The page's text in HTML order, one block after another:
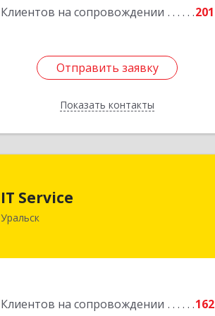
Клиентов на сопровождении 201
Отправить заявку
Показать контакты
Отправить заявку
Назад
IT Service
Уральск
Клиентов на сопровождении 162
Подробнее